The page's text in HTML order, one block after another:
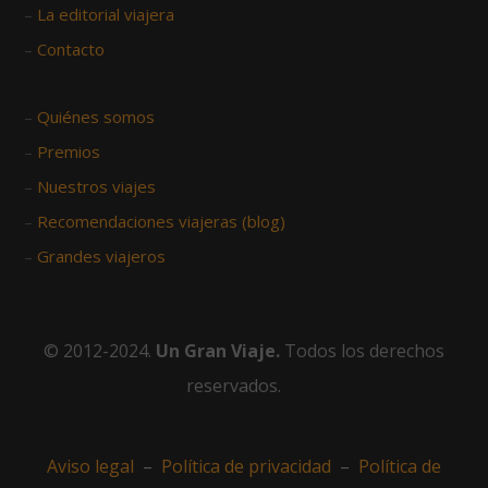
– La editorial viajera
– Contacto
– Quiénes somos
– Premios
– Nuestros viajes
– Recomendaciones viajeras (blog)
– Grandes viajeros
© 2012-2024. Un Gran Viaje. Todos los derechos
reservados.
Aviso legal – Política de privacidad – Política de